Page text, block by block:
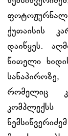
ქუთაისის
დაიწყეს.
წითელი
რომელიც